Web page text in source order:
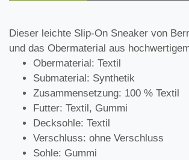
Dieser leichte Slip-On Sneaker von
und das Obermaterial aus
Obermaterial: Textil
Submaterial: Synthetik
Zusammensetzung: 100 % Textil
Futter: Textil, Gummi
Decksohle: Textil
Verschluss: ohne Verschluss
Sohle: Gummi